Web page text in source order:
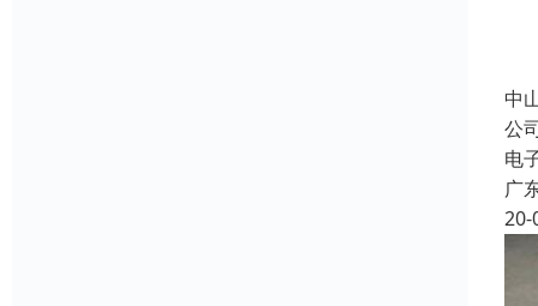
中
公
电
广
20-